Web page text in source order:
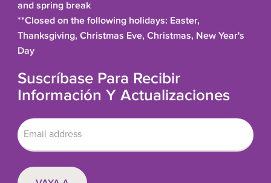
and spring break
**Closed on the following holidays: Easter,
Thanksgiving, Christmas Eve, Christmas, New Year's
Day
Suscríbase Para Recibir
Información Y Actualizaciones